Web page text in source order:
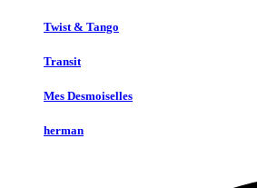
Twist & Tango
Transit
Mes Desmoiselles
herman